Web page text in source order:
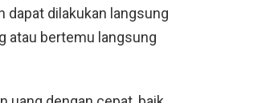
dapat dilakukan langsung
atau bertemu langsung